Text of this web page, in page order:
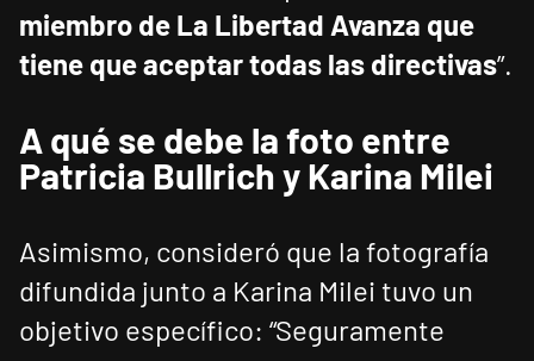
miembro de La Libertad Avanza que
tiene que aceptar todas las directivas”.
A qué se debe la foto entre
Patricia Bullrich y Karina Milei
Asimismo, consideró que la fotografía
difundida junto a Karina Milei tuvo un
objetivo específico: “Seguramente